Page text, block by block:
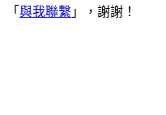
「 與我聯繫 」，謝謝！